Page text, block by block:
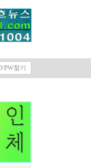
PW찾기